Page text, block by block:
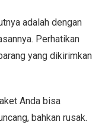
adalah dengan
Perhatikan
yang dikirimkan
Anda bisa
bahkan rusak.